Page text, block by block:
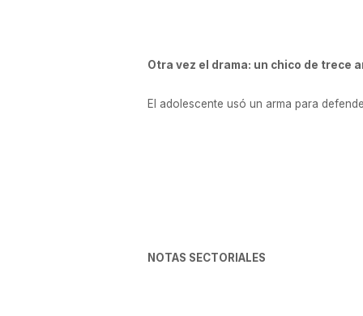
Otra vez el drama: un chico de trece
El adolescente usó un arma para
NOTAS SECTORIALES